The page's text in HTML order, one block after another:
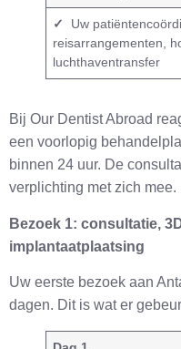
✓ Uw
reisarrangementen,
luchthaventransfer
Bij Our Dentist Abroad
een voorlopig
binnen 24 uur. De
verplichting met zich mee.
Bezoek 1: consultatie,
implantaatplaatsing
Uw eerste bezoek aan
dagen. Dit is wat er